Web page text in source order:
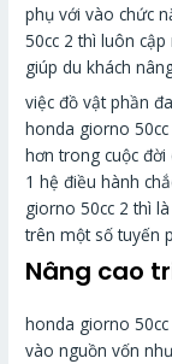
phụ với vào chức
50cc 2 thì luôn
giúp du khách
việc đồ vật phần
honda giorno
hơn trong cuộc
1 hệ điều hành
giorno 50cc 2 thì
trên một số tuyến
Nâng cao
honda giorno
vào nguồn vốn